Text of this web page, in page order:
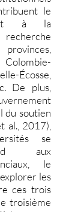
le
à la
Écosse,
De plus,
du soutien
al., 2017),
se
aux
le
les
ces trois
troisième